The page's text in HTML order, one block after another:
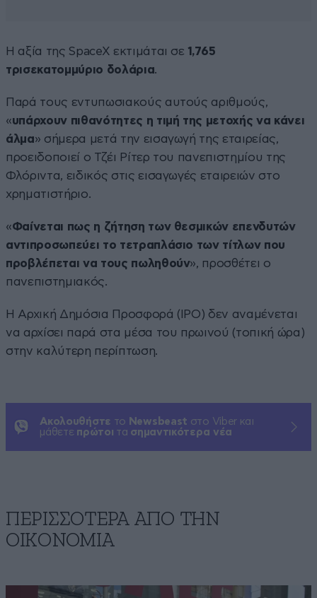
Η αξία της SpaceX εκτιμάται σε 1,765
τρισεκατομμύριο δολάρια.
Παρά τους εντυπωσιακούς αυτούς αριθμούς,
«υπάρχουν πιθανότητες η τιμή της μετοχής να κάνει
άλμα» σήμερα μετά την εισαγωγή της εταιρείας,
προειδοποιεί ο Τζέι Ρίτερ του πανεπιστημίου της
Φλόριντα, ειδικός στις εισαγωγές εταιρειών στο
χρηματιστήριο.
«Φαίνεται πως η ζήτηση των θεσμικών επενδυτών
αντιπροσωπεύει το τετραπλάσιο των τίτλων που
προβλέπεται να τους πωληθούν», προσθέτει ο
πανεπιστημιακός.
Η Αρχική Δημόσια Προσφορά (IPO) δεν αναμένεται
να αρχίσει παρά στα μέσα του πρωινού (τοπική ώρα)
στην καλύτερη περίπτωση.
Ακολουθήστε το Newsbeast στο Viber και
μάθετε πρώτοι τα σημαντικότερα νέα
ΠΕΡΙΣΣΟΤΕΡΑ ΑΠΟ ΤΗΝ
ΟΙΚΟΝΟΜΙΑ